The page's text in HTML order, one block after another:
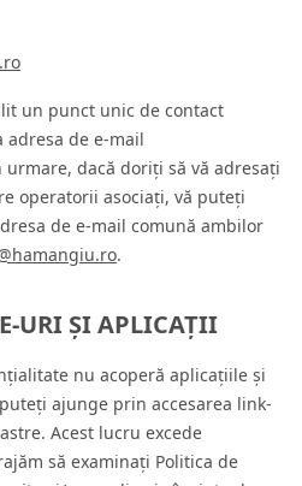
un punct unic de contact
adresa de e-mail
urmare, dacă doriți să vă adresați
operatorii asociați, vă puteți
de e-mail comună ambilor
.
URI ȘI APLICAȚII
nu acoperă aplicațiile și
ajunge prin accesarea link-
Acest lucru excede
să examinați Politica de